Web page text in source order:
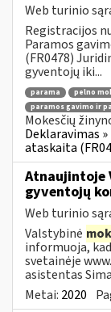
Web turinio
Registracijos
Paramos
(FR0478)
gyventojų iki...
parama pelno
paramos gavimo ir
Mokesčių
Deklaravimas
ataskaita
Atnaujintoje
gyventojų
Web turinio
Valstybinė
informuoja,
svetainėje
asistentas
Metai: 2020